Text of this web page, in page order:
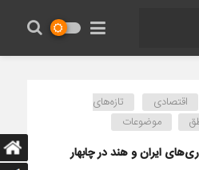
اقتصادی
تازه‌های
موضوعات
ایران و هند در چابهار